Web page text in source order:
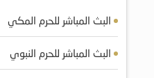
البث المباشر للحرم المكي
البث المباشر للحرم النبوي